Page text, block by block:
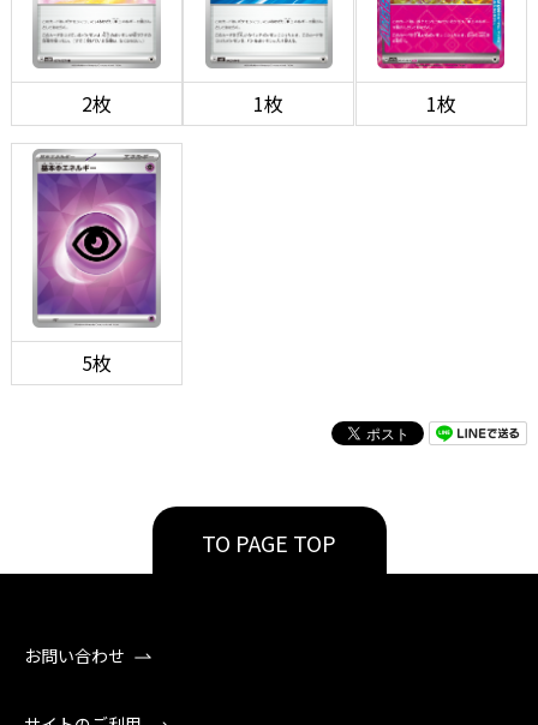
2枚 1枚 1枚
5枚
TO PAGE TOP
お問い合わせ